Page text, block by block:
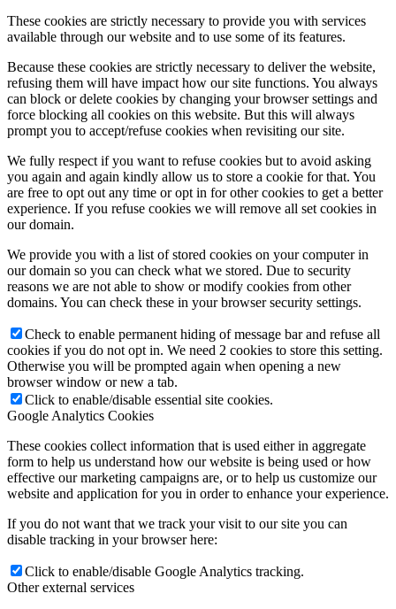
These cookies are strictly necessary to provide you with services
available through our website and to use some of its features.
Because these cookies are strictly necessary to deliver the website,
refusing them will have impact how our site functions. You always
can block or delete cookies by changing your browser settings and
force blocking all cookies on this website. But this will always
prompt you to accept/refuse cookies when revisiting our site.
We fully respect if you want to refuse cookies but to avoid asking
you again and again kindly allow us to store a cookie for that. You
are free to opt out any time or opt in for other cookies to get a better
experience. If you refuse cookies we will remove all set cookies in
our domain.
We provide you with a list of stored cookies on your computer in
our domain so you can check what we stored. Due to security
reasons we are not able to show or modify cookies from other
domains. You can check these in your browser security settings.
Check to enable permanent hiding of message bar and refuse all
cookies if you do not opt in. We need 2 cookies to store this setting.
Otherwise you will be prompted again when opening a new
browser window or new a tab.
Click to enable/disable essential site cookies.
Google Analytics Cookies
These cookies collect information that is used either in aggregate
form to help us understand how our website is being used or how
effective our marketing campaigns are, or to help us customize our
website and application for you in order to enhance your experience.
If you do not want that we track your visit to our site you can
disable tracking in your browser here:
Click to enable/disable Google Analytics tracking.
Other external services